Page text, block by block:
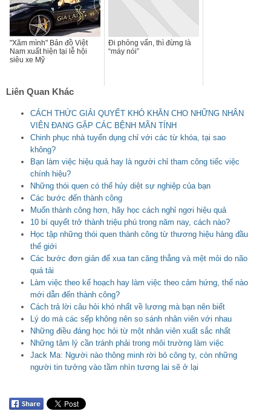
"Xăm mình" Bản đồ Việt
Nam xuất hiện tại lễ hội
siêu xe Mỹ
Đi phỏng vấn, thì đừng là
“máy nói”
Liên Quan Khác
CÁCH THỨC GIẢI QUYẾT KHÓ KHĂN CHO NHỮNG NHÂN
VIÊN ĐANG GẶP CÁC BỆNH MÃN TÍNH
Chinh phục nhà tuyển dụng chỉ với các từ khóa, tại sao
không?
Bạn làm việc hiệu quả hay là người chỉ tham công tiếc việc
chính hiệu?
Những thói quen có thể hủy diệt sự nghiệp của bạn
Các bước đến thành công
Muốn thành công hơn, hãy học cách nghỉ ngơi hiệu quả
10 bí quyết trở thành triệu phú trong năm nay, cách nào?
Học tập những thói quen thành công từ thương hiệu hàng đầu
thế giới
Các bước đơn giản để xua tan căng thẳng và mệt mỏi do não
quá tải
Làm việc theo kế hoạch hay làm việc theo cảm hứng, thế nào
mới dẫn đến thành công?
Cách trả lời câu hỏi khó nhất về lương mà bạn nên biết
Lý do mà các sếp không nên so sánh nhân viên với nhau
Những điều đáng học hỏi từ một nhân viên xuất sắc nhất
Những tâm lý cần tránh phải trong môi trường làm việc
Jack Ma: Người nào thông minh rời bỏ công ty, còn những
người tin tưởng vào tầm nhìn tương lai sẽ ở lại